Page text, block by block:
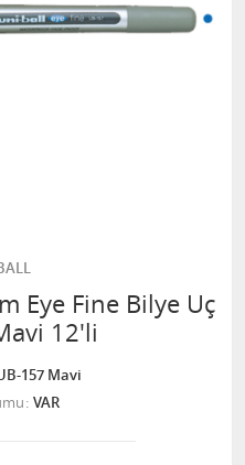
Eye Fine Bilye Uç
12'li
157 Mavi
VAR